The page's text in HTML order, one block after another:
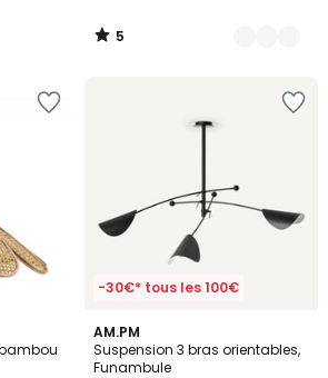
5
/
-30€* tous les 100€
AM.PM
Suspension 3 bras orientables,
Funambule
4,1
/ 5